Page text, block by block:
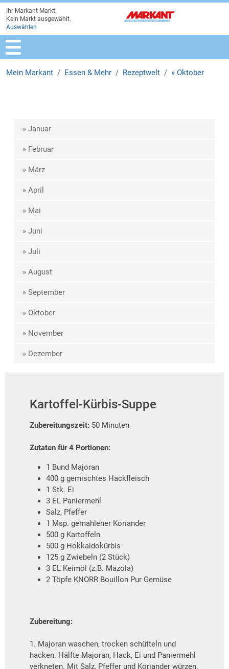
Zur Marktauswahl
Zur Hauptnavigation
Zum Hauptinhalt
Zum Fussbereich
Ihr Markant Markt:
Kein Markt ausgewählt.
Auswählen
Mein Markant Essen & Mehr Rezeptwelt » Oktober
» Januar
» Februar
» März
» April
» Mai
» Juni
» Juli
» August
» September
» Oktober
» November
» Dezember
Kartoffel-Kürbis-Suppe
Zubereitungszeit: 50 Minuten
Zutaten für 4 Portionen:
1 Bund Majoran
400 g gemischtes Hackfleisch
1 Stk. Ei
3 EL Paniermehl
Salz, Pfeffer
1 Msp. gemahlener Koriander
500 g Kartoffeln
500 g Hokkaidokürbis
125 g Zwiebeln (2 Stück)
3 EL Keimöl (z.B. Mazola)
2 Töpfe KNORR Bouillon Pur Gemüse
Zubereitung:
1. Majoran waschen, trocken schütteln und
hacken. Hälfte Majoran, Hack, Ei und Paniermehl
verkneten. Mit Salz, Pfeffer und Koriander würzen.